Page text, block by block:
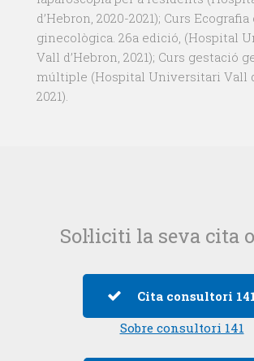
d’Hebron, 2020-2021); Curs
ginecològica. 26a edició, (Hospital
Vall d’Hebron, 2021); Curs gestació
múltiple (Hospital Universitari Vall
2021).
Sol·liciti la seva cita
Cita consultori
Sobre consultori 141